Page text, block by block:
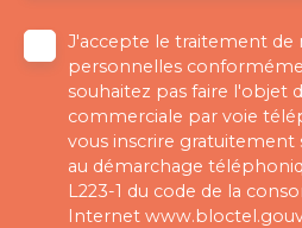
J'accepte le traitement de
personnelles
souhaitez pas faire l'objet
commerciale par voie
vous inscrire gratuitement
au démarchage
L223-1 du code de la
Internet